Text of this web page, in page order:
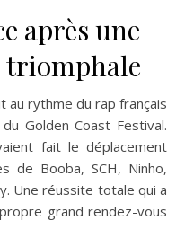
après une
au rythme du rap français
Golden Coast Festival.
fait le déplacement
de Booba, SCH, Ninho,
Une réussite totale qui a
grand rendez-vous